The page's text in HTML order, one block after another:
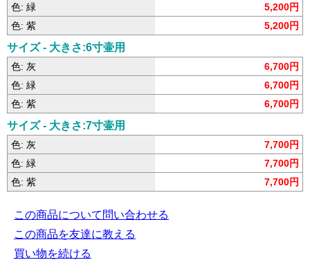
色: 緑
5,200円
色: 紫
5,200円
サイズ - 大きさ:6寸壷用
色: 灰
6,700円
色: 緑
6,700円
色: 紫
6,700円
サイズ - 大きさ:7寸壷用
色: 灰
7,700円
色: 緑
7,700円
色: 紫
7,700円
この商品について問い合わせる
この商品を友達に教える
買い物を続ける